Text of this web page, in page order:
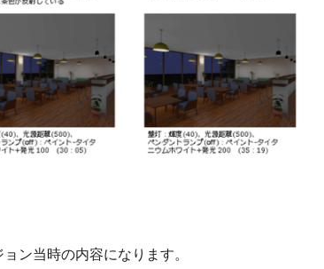
ン当時の内容になります。